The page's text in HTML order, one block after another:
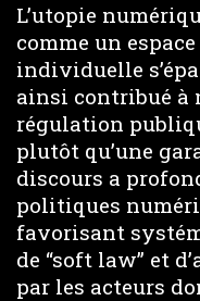
L’utopie
comme un
individuelle
ainsi contribué à
régulation
plutôt qu’une
discours a
politiques
favorisant
de “soft law” et
par les acteurs